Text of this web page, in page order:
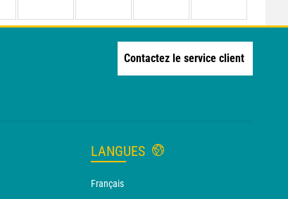
Contactez le service client
LANGUES
Français